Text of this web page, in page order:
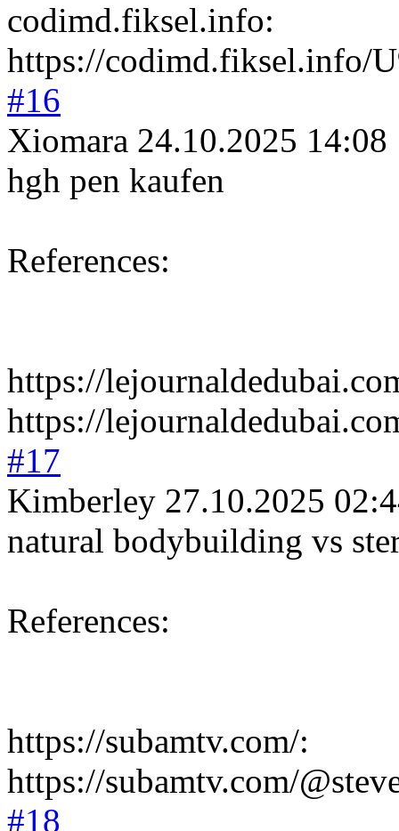
codimd.fiksel.info:
https://codimd.fiksel.info/
#16
Xiomara 24.10.2025 14:08
hgh pen kaufen
References:
https://
https://
#17
Kimberley 27.10.2025
natural bodybuilding vs
References:
https://subamtv.com/:
https://subamtv.com/
#18